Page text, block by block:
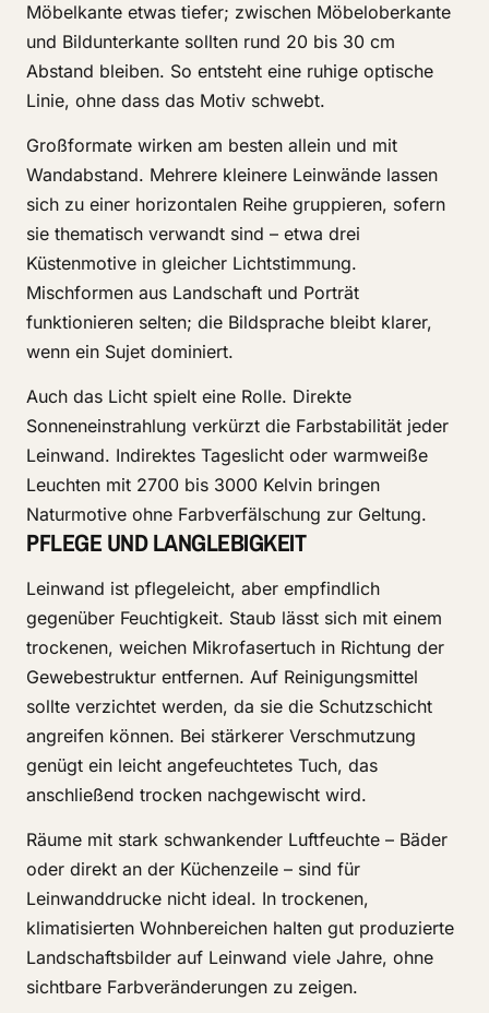
Möbelkante etwas tiefer; zwischen Möbeloberkante
und Bildunterkante sollten rund 20 bis 30 cm
Abstand bleiben. So entsteht eine ruhige optische
Linie, ohne dass das Motiv schwebt.
Großformate wirken am besten allein und mit
Wandabstand. Mehrere kleinere Leinwände lassen
sich zu einer horizontalen Reihe gruppieren, sofern
sie thematisch verwandt sind – etwa drei
Küstenmotive in gleicher Lichtstimmung.
Mischformen aus Landschaft und Porträt
funktionieren selten; die Bildsprache bleibt klarer,
wenn ein Sujet dominiert.
Auch das Licht spielt eine Rolle. Direkte
Sonneneinstrahlung verkürzt die Farbstabilität jeder
Leinwand. Indirektes Tageslicht oder warmweiße
Leuchten mit 2700 bis 3000 Kelvin bringen
Naturmotive ohne Farbverfälschung zur Geltung.
PFLEGE UND LANGLEBIGKEIT
Leinwand ist pflegeleicht, aber empfindlich
gegenüber Feuchtigkeit. Staub lässt sich mit einem
trockenen, weichen Mikrofasertuch in Richtung der
Gewebestruktur entfernen. Auf Reinigungsmittel
sollte verzichtet werden, da sie die Schutzschicht
angreifen können. Bei stärkerer Verschmutzung
genügt ein leicht angefeuchtetes Tuch, das
anschließend trocken nachgewischt wird.
Räume mit stark schwankender Luftfeuchte – Bäder
oder direkt an der Küchenzeile – sind für
Leinwanddrucke nicht ideal. In trockenen,
klimatisierten Wohnbereichen halten gut produzierte
Landschaftsbilder auf Leinwand viele Jahre, ohne
sichtbare Farbveränderungen zu zeigen.